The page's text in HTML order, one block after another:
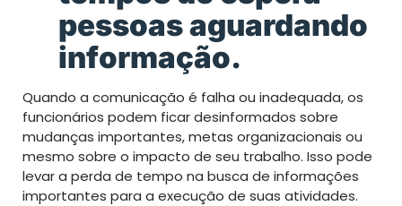
pessoas aguardando
informação.
Quando a comunicação é falha ou inadequada, os
funcionários podem ficar desinformados sobre
mudanças importantes, metas organizacionais ou
mesmo sobre o impacto de seu trabalho. Isso pode
levar a perda de tempo na busca de informações
importantes para a execução de suas atividades.